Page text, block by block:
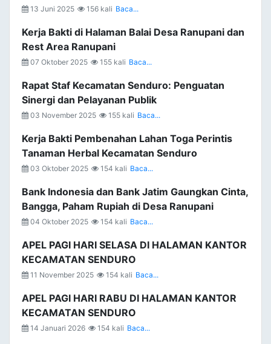
13 Juni 2025 156 kali Baca...
Kerja Bakti di Halaman Balai Desa Ranupani dan
Rest Area Ranupani
07 Oktober 2025 155 kali Baca...
Rapat Staf Kecamatan Senduro: Penguatan
Sinergi dan Pelayanan Publik
03 November 2025 155 kali Baca...
Kerja Bakti Pembenahan Lahan Toga Perintis
Tanaman Herbal Kecamatan Senduro
03 Oktober 2025 154 kali Baca...
Bank Indonesia dan Bank Jatim Gaungkan Cinta,
Bangga, Paham Rupiah di Desa Ranupani
04 Oktober 2025 154 kali Baca...
APEL PAGI HARI SELASA DI HALAMAN KANTOR
KECAMATAN SENDURO
11 November 2025 154 kali Baca...
APEL PAGI HARI RABU DI HALAMAN KANTOR
KECAMATAN SENDURO
14 Januari 2026 154 kali Baca...